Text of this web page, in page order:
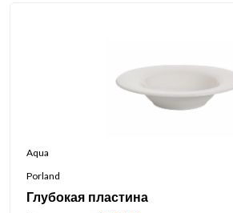
Aqua
Porland
Глубокая пластина